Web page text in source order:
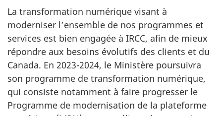
La transformation numérique visant à
moderniser l’ensemble de nos programmes et
services est bien engagée à IRCC, afin de mieux
répondre aux besoins évolutifs des clients et du
Canada. En 2023-2024, le Ministère poursuivra
son programme de transformation numérique,
qui consiste notamment à faire progresser le
Programme de modernisation de la plateforme